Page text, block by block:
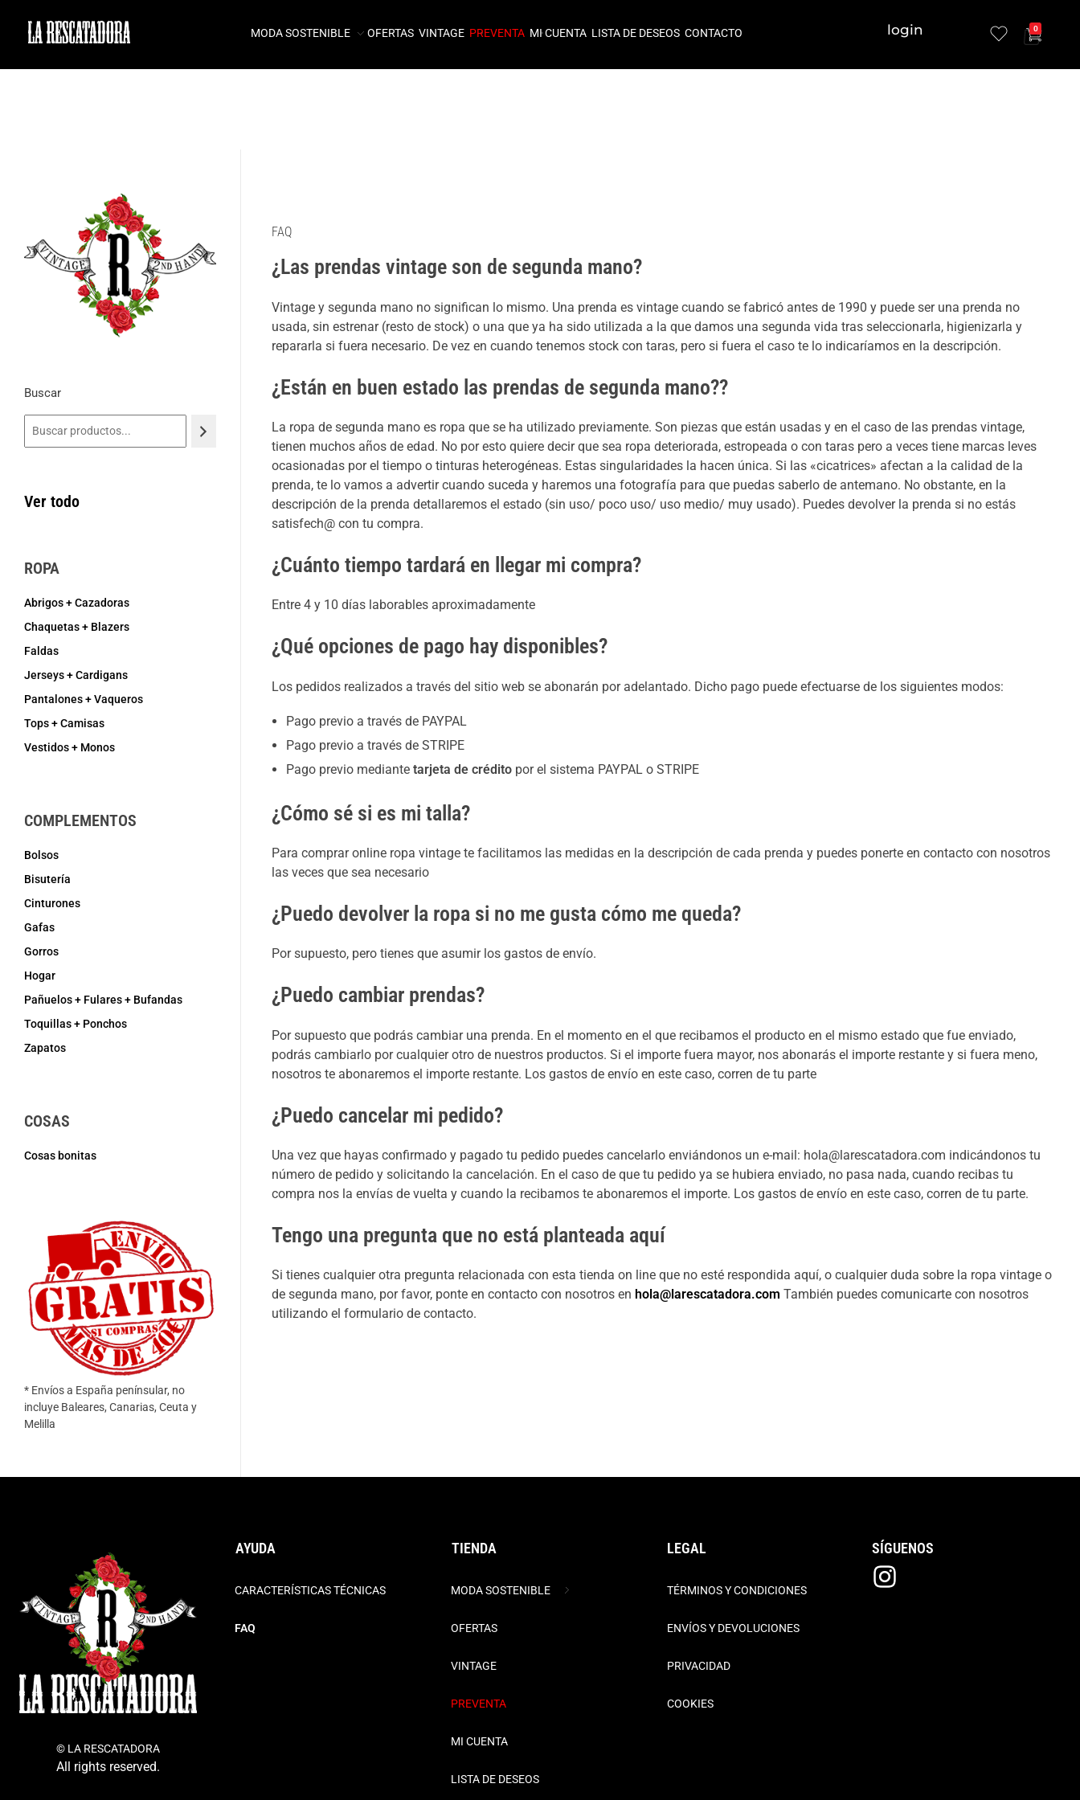
MODA SOSTENIBLE OFERTAS VINTAGE PREVENTA MI CUENTA LISTA DE DESEOS CONTACTO login 0
FAQ
¿Las prendas vintage son de segunda mano?
Vintage y segunda mano no significan lo mismo. Una prenda es vintage cuando se fabricó antes de 1990 y puede ser una prenda no
usada, sin estrenar (resto de stock) o una que ya ha sido utilizada a la que damos una segunda vida tras seleccionarla, higienizarla y
repararla si fuera necesario. De vez en cuando tenemos stock con taras, pero si fuera el caso te lo indicaríamos en la descripción.
¿Están en buen estado las prendas de segunda mano??
La ropa de segunda mano es ropa que se ha utilizado previamente. Son piezas que están usadas y en el caso de las prendas vintage,
tienen muchos años de edad. No por esto quiere decir que sea ropa deteriorada, estropeada o con taras pero a veces tiene marcas leves
ocasionadas por el tiempo o tinturas heterogéneas. Estas singularidades la hacen única. Si las «cicatrices» afectan a la calidad de la
prenda, te lo vamos a advertir cuando suceda y haremos una fotografía para que puedas saberlo de antemano. No obstante, en la
descripción de la prenda detallaremos el estado (sin uso/ poco uso/ uso medio/ muy usado). Puedes devolver la prenda si no estás
satisfech@ con tu compra.
¿Cuánto tiempo tardará en llegar mi compra?
Entre 4 y 10 días laborables aproximadamente
¿Qué opciones de pago hay disponibles?
Los pedidos realizados a través del sitio web se abonarán por adelantado. Dicho pago puede efectuarse de los siguientes modos:
Pago previo a través de PAYPAL
Pago previo a través de STRIPE
Pago previo mediante tarjeta de créditopor el sistema PAYPAL o STRIPE
¿Cómo sé si es mi talla?
Para comprar online ropa vintage te facilitamos las medidas en la descripción de cada prenda y puedes ponerte en contacto con nosotros
las veces que sea necesario
¿Puedo devolver la ropa si no me gusta cómo me queda?
Por supuesto, pero tienes que asumir los gastos de envío.
¿Puedo cambiar prendas?
Por supuesto que podrás cambiar una prenda. En el momento en el que recibamos el producto en el mismo estado que fue enviado,
podrás cambiarlo por cualquier otro de nuestros productos. Si el importe fuera mayor, nos abonarás el importe restante y si fuera meno,
nosotros te abonaremos el importe restante. Los gastos de envío en este caso, corren de tu parte
¿Puedo cancelar mi pedido?
Una vez que hayas confirmado y pagado tu pedido puedes cancelarlo enviándonos un e-mail: hola@larescatadora.com indicándonos tu
número de pedido y solicitando la cancelación. En el caso de que tu pedido ya se hubiera enviado, no pasa nada, cuando recibas tu
compra nos la envías de vuelta y cuando la recibamos te abonaremos el importe. Los gastos de envío en este caso, corren de tu parte.
Tengo una pregunta que no está planteada aquí
Si tienes cualquier otra pregunta relacionada con esta tienda on line que no esté respondida aquí, o cualquier duda sobre la ropa vintage o
de segunda mano, por favor, ponte en contacto con nosotros en hola@larescatadora.com También puedes comunicarte con nosotros
utilizando el formulario de contacto.
Buscar
Ver todo
ROPA
Abrigos + Cazadoras
Chaquetas + Blazers
Faldas
Jerseys + Cardigans
Pantalones + Vaqueros
Tops + Camisas
Vestidos + Monos
COMPLEMENTOS
Bolsos
Bisutería
Cinturones
Gafas
Gorros
Hogar
Pañuelos + Fulares + Bufandas
Toquillas + Ponchos
Zapatos
COSAS
Cosas bonitas
* Envíos a España penínsular, no
incluye Baleares, Canarias, Ceuta y
Melilla
© LA RESCATADORA
All rights reserved.
AYUDA
CARACTERÍSTICAS TÉCNICAS
FAQ
TIENDA
MODA SOSTENIBLE
OFERTAS
VINTAGE
PREVENTA
MI CUENTA
LISTA DE DESEOS
LEGAL
TÉRMINOS Y CONDICIONES
ENVÍOS Y DEVOLUCIONES
PRIVACIDAD
COOKIES
SÍGUENOS